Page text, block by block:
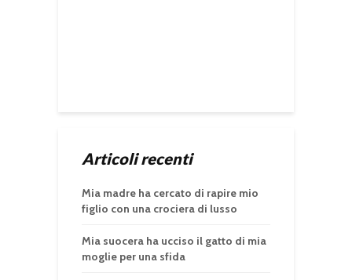
Articoli recenti
Mia madre ha cercato di rapire mio
figlio con una crociera di lusso
Mia suocera ha ucciso il gatto di mia
moglie per una sfida